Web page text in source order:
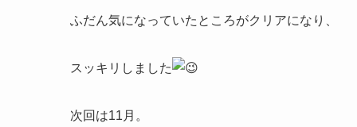
ふだん気になっていたところがクリアになり、
スッキリしました
次回は11月。